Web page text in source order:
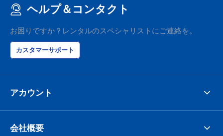
ヘルプ＆コンタクト
お困りですか？レンタルのスペシャリストにご連絡を。
カスタマーサポート
アカウント
会社概要